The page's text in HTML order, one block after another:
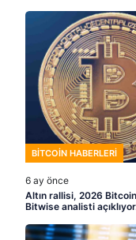
BITCOIN HABERLERI
6 ay önce
Altın rallisi, 2026
Bitwise analisti